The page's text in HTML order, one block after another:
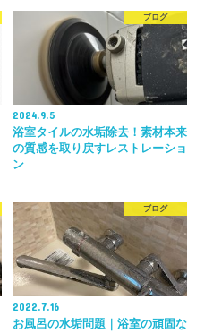
ブログ
2024.9.5
浴室タイルの水垢除去！素材本来
の質感を取り戻すレストレーショ
ン
ブログ
2022.7.16
お風呂の水垢問題｜浴室の頑固な